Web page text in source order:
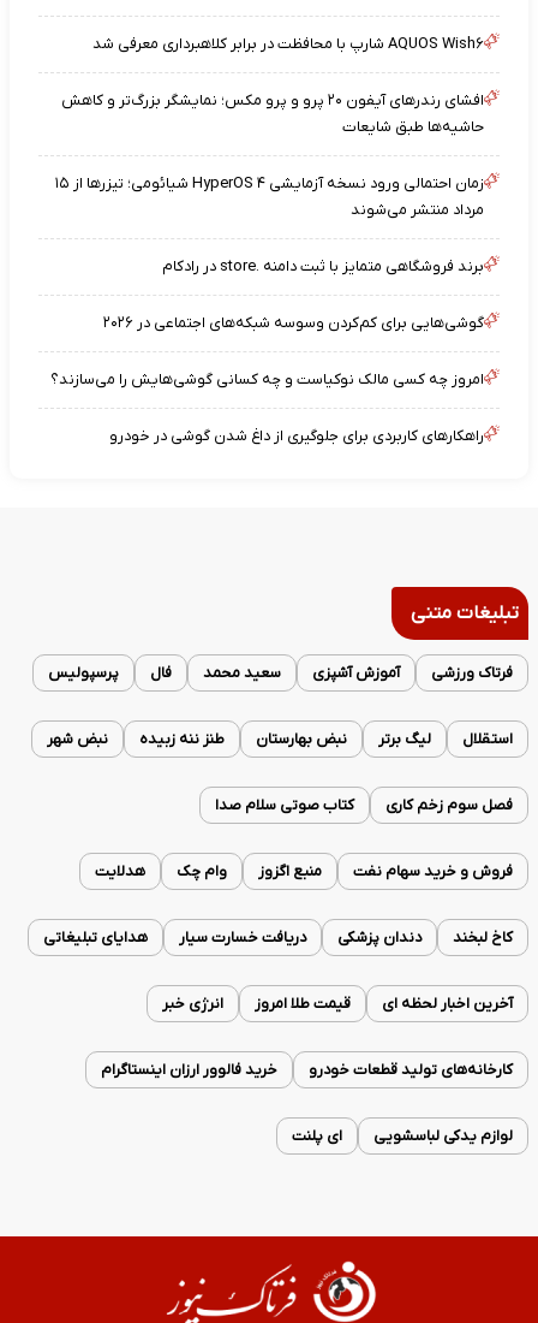
AQUOS Wish۶ شارپ با محافظت در برابر کلاهبرداری معرفی شد
افشای رندرهای آیفون ۲۰ پرو و پرو مکس؛ نمایشگر بزرگ‌تر و کاهش
حاشیه‌ها طبق شایعات
زمان احتمالی ورود نسخه آزمایشی HyperOS ۴ شیائومی؛ تیزرها از ۱۵
مرداد منتشر می‌شوند
برند فروشگاهی متمایز با ثبت دامنه .store در رادکام
گوشی‌هایی برای کم‌کردن وسوسه شبکه‌های اجتماعی در ۲۰۲۶
امروز چه کسی مالک نوکیاست و چه کسانی گوشی‌هایش را می‌سازند؟
راهکارهای کاربردی برای جلوگیری از داغ شدن گوشی در خودرو
تبلیغات متنی
فرتاک ورزشی آموزش آشپزی سعید محمد فال پرسپولیس
استقلال لیگ برتر نبض بهارستان طنز ننه زبیده نبض شهر
فصل سوم زخم کاری کتاب صوتی سلام صدا
فروش و خرید سهام نفت منبع اگزوز وام چک هدلایت
کاخ لبخند دندان پزشکی دریافت خسارت سیار هدایای تبلیغاتی
آخرین اخبار لحظه ای قیمت طلا امروز انرژی خبر
کارخانه‌های تولید قطعات خودرو خرید فالوور ارزان اینستاگرام
لوازم یدکی لباسشویی ای پلنت